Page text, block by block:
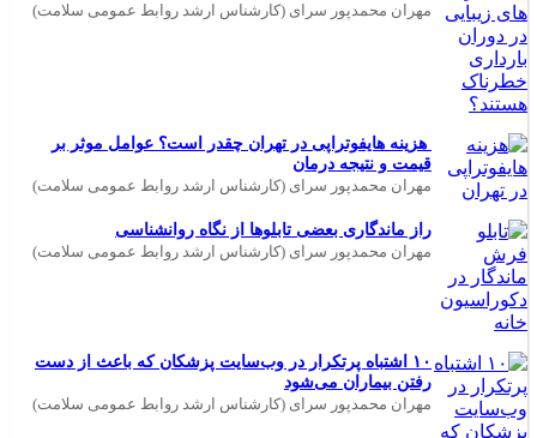
مهران محمدپور سرای (کارشناس ارشد روابط عمومی سلامت)
هزینه هایفوتراپی در تهران چقدر است؟ عوامل موثر بر
قیمت و نتیجه درمان
مهران محمدپور سرای (کارشناس ارشد روابط عمومی سلامت)
راز ماندگاری بعضی تابلوها از نگاه روانشناسی
مهران محمدپور سرای (کارشناس ارشد روابط عمومی سلامت)
۱۰ اشتباه پرتکرار در وب‌سایت پزشکان که باعث از دست
رفتن بیماران می‌شود
مهران محمدپور سرای (کارشناس ارشد روابط عمومی سلامت)